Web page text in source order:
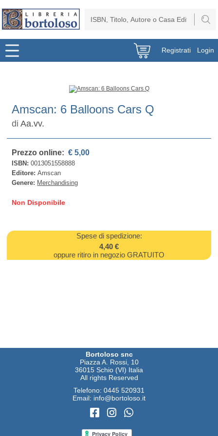
Registrati Login
Amscan: 6 Balloons Cars Q
diAa.vv.
Prezzo online: € 5,00
ISBN:0013051558888
Editore:Amscan
Genere: Merchandising
Non Disponibile
Spese di spedizione:
4,40 €
oppure ritiro in negozio GRATUITO
Bortoloso snc
Piazza A. Rossi, 10
36015 Schio (VI) Italia
All rights Reserved
Telefono: 0445 520931
Email: info@bortoloso.it